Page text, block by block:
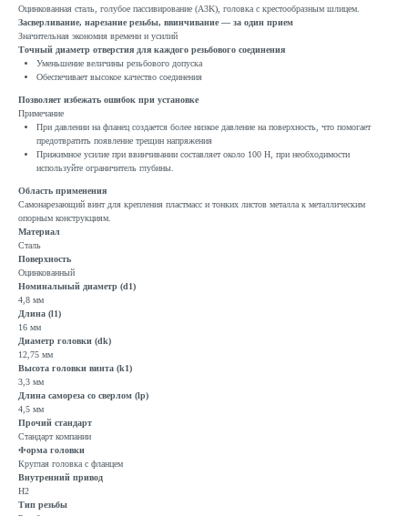
Оцинкованная сталь, голубое пассивирование (A3K), головка с крестообразным шлицем.
Засверливание, нарезание резьбы, ввинчивание — за один прием
Значительная экономия времени и усилий
Точный диаметр отверстия для каждого резьбового соединения
Уменьшение величины резьбового допуска
Обеспечивает высокое качество соединения
Позволяет избежать ошибок при установке
Примечание
При давлении на фланец создается более низкое давление на поверхность, что помогает
предотвратить появление трещин напряжения
Прижимное усилие при ввинчивании составляет около 100 Н, при необходимости
используйте ограничитель глубины.
Область применения
Самонарезающий винт для крепления пластмасс и тонких листов металла к металлическим
опорным конструкциям.
Материал
Сталь
Поверхность
Оцинкованный
Номинальный диаметр (d1)
4,8 мм
Длина (l1)
16 мм
Диаметр головки (dk)
12,75 мм
Высота головки винта (k1)
3,3 мм
Длина самореза со сверлом (lp)
4,5 мм
Прочий стандарт
Стандарт компании
Форма головки
Круглая головка с фланцем
Внутренний привод
H2
Тип резьбы